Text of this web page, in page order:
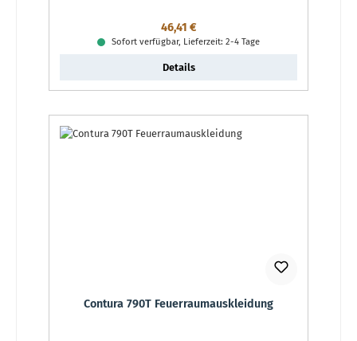
Regulärer Preis:
46,41 €
Sofort verfügbar, Lieferzeit: 2-4 Tage
Details
Contura 790T Feuerraumauskleidung